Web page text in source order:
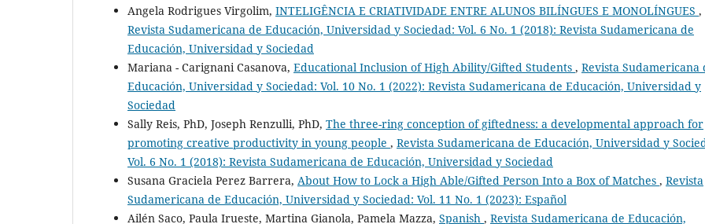
Angela Rodrigues Virgolim, INTELIGÊNCIA E CRIATIVIDADE ENTRE ALUNOS BILÍNGUES E MONOLÍNGUES ,
Revista Sudamericana de Educación, Universidad y Sociedad: Vol. 6 No. 1 (2018): Revista Sudamericana de
Educación, Universidad y Sociedad
Mariana - Carignani Casanova, Educational Inclusion of High Ability/Gifted Students , Revista Sudamericana
Educación, Universidad y Sociedad: Vol. 10 No. 1 (2022): Revista Sudamericana de Educación, Universidad y
Sociedad
Sally Reis, PhD, Joseph Renzulli, PhD, The three-ring conception of giftedness: a developmental approach for
promoting creative productivity in young people , Revista Sudamericana de Educación, Universidad y
Vol. 6 No. 1 (2018): Revista Sudamericana de Educación, Universidad y Sociedad
Susana Graciela Perez Barrera, About How to Lock a High Able/Gifted Person Into a Box of Matches , Revista
Sudamericana de Educación, Universidad y Sociedad: Vol. 11 No. 1 (2023): Español
Ailén Saco, Paula Irueste, Martina Gianola, Pamela Mazza, Spanish , Revista Sudamericana de Educación,